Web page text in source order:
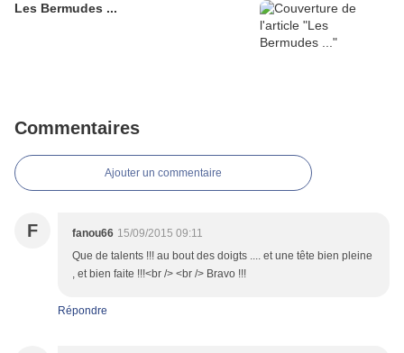
Les Bermudes ...
Commentaires
Ajouter un commentaire
F fanou66 15/09/2015 09:11
Que de talents !!! au bout des doigts .... et une tête bien pleine
, et bien faite !!!<br /> <br /> Bravo !!!
Répondre